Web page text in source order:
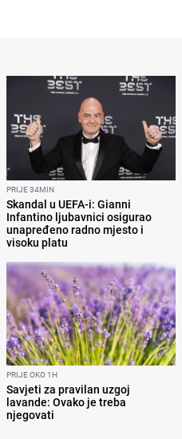
PRIJE 34MIN
Skandal u UEFA-i: Gianni
Infantino ljubavnici osigurao
unapređeno radno mjesto i
visoku platu
PRIJE OKO 1H
Savjeti za pravilan uzgoj
lavande: Ovako je treba
njegovati